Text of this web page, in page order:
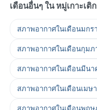
เดือนอื่นๆ ใน หมู่เกาะเติ
สภาพอากาศในเดือนมกร
สภาพอากาศในเดือนกุม
สภาพอากาศในเดือนมีนา
สภาพอากาศในเดือนเมษ